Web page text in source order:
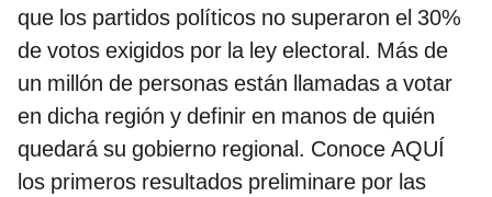
que los partidos políticos no superaron el 30%
de votos exigidos por la ley electoral. Más de
un millón de personas están llamadas a votar
en dicha región y definir en manos de quién
quedará su gobierno regional. Conoce AQUÍ
los primeros resultados preliminare por las